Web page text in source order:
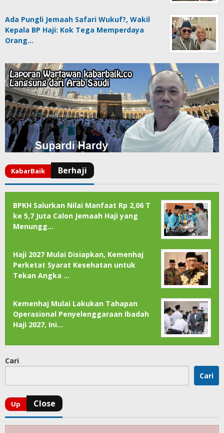
Ada Pungli Jemaah Safari Wukuf?, Wakil
Kepala BP Haji: Kok Tega Memperdaya
Orang…
BPKH Salurkan Nilai Manfaat Rp 2,06 T
ke 5,7 Juta Calon Jemaah Haji yang
Menungg…
Haji 2027 Mulai Disiapkan, Kemenhaj
Perketat Syarat Kesehatan untuk
Tekan Angka …
Kemenhaj Mulai Lakukan Tahapan
Operasional Penyelenggaraan Ibadah
Haji 2027, Ini…
Cari
Cari